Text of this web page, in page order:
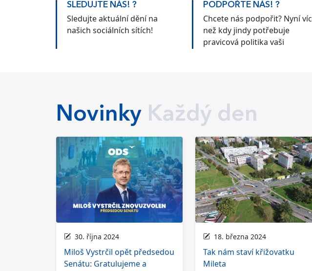
SLEDUJTE NÁS! ?
Sledujte aktuální dění na
našich sociálních sítích!
PODPOŘTE NÁS! ?
Chcete nás podpořit? Nyní víc
než kdy jindy potřebuje
pravicová politika vaši
Novinky Každý den
30. října 2024
Miloš Vystrčil opět předsedou
Senátu: Gratulujeme a
18. března 2024
Tak nám staví křižovatku
Mileta